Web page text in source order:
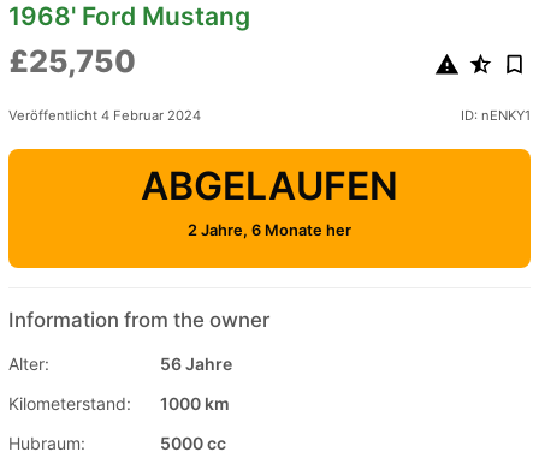
1968' Ford Mustang
£25,750
Veröffentlicht 4 Februar 2024 ID: nENKY1
ABGELAUFEN
2 Jahre, 6 Monate her
Information from the owner
Alter:
56 Jahre
Kilometerstand:
1000 km
Hubraum:
5000 cc